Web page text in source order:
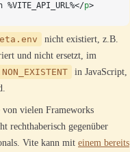
p>
nicht existiert, z.B.
und nicht ersetzt, im
in JavaScript,
von vielen Frameworks
rechthaberisch gegenüber
Vite kann mit einem bereits